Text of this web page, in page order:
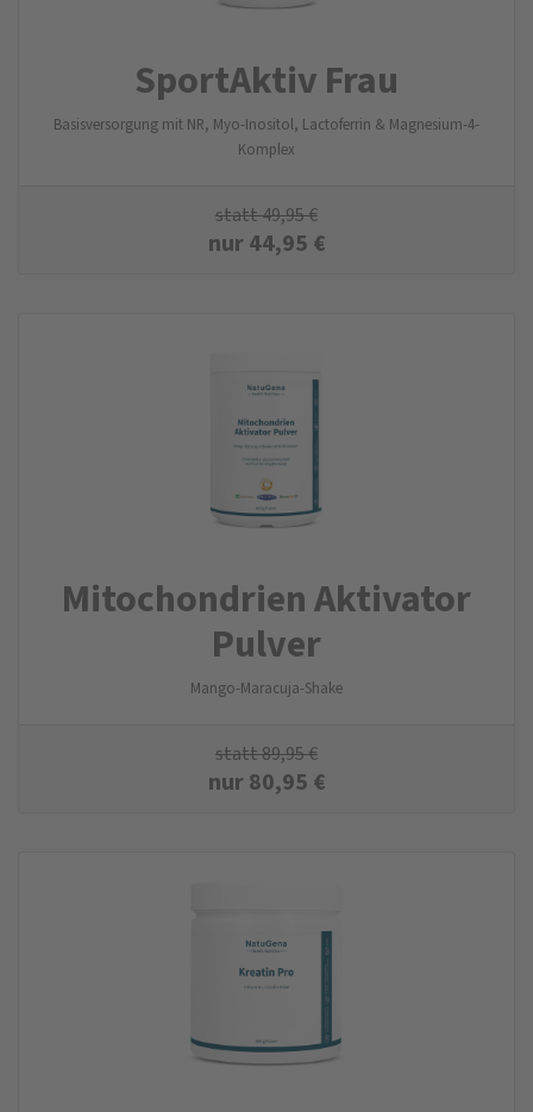
SportAktiv Frau
Basisversorgung mit NR, Myo-Inositol, Lactoferrin & Magnesium-4-
Komplex
statt49,95€
nur44,95 €
Mitochondrien Aktivator
Pulver
Mango-Maracuja-Shake
statt89,95€
nur80,95 €